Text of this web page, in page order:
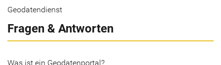
Geodatendienst
Fragen & Antworten
Was ist ein Geodatenportal?